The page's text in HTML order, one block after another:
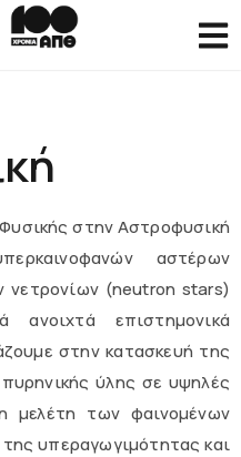
στην Αστροφυσική
αστέρων
νετρονίων (neutron stars)
ανοιχτά επιστημονικά
στην κατασκευή της
ύλης σε υψηλές
μελέτη των φαινομένων
υπεραγωγιμότητας και